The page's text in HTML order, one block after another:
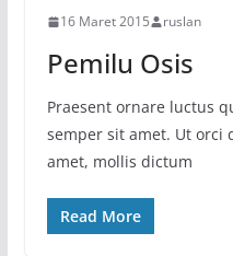
16 Maret 2015 ruslan
Pemilu Osis
Praesent ornare luctus
semper sit amet. Ut orci
amet, mollis dictum
Read More